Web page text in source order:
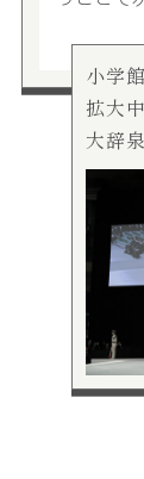
小学
拡大中
大辞